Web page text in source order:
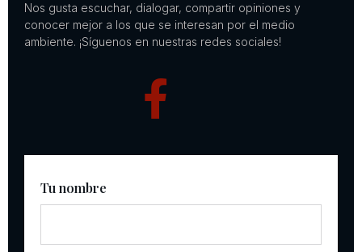
Nos gusta escuchar, dialogar, compartir opiniones y
conocer mejor a los que se interesan por el medio
ambiente. ¡Síguenos en nuestras redes sociales!
Tu nombre